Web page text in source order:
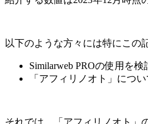
以下のような方々には特にこの
Similarweb PROの使用を
「アフィリノオト」につ